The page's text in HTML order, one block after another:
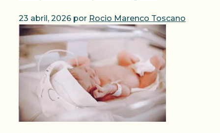
23 abril, 2026 por Rocio Marenco Toscano